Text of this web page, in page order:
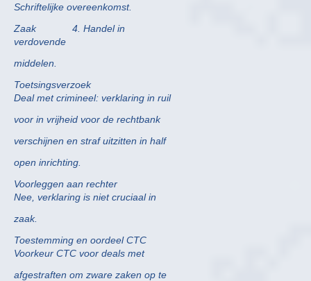
Schriftelijke overeenkomst.
Zaak 4. Handel in
verdovende
middelen.
Toetsingsverzoek
Deal met crimineel: verklaring in ruil
voor in vrijheid voor de rechtbank
verschijnen en straf uitzitten in half
open inrichting.
Voorleggen aan rechter
Nee, verklaring is niet cruciaal in
zaak.
Toestemming en oordeel CTC
Voorkeur CTC voor deals met
afgestraften om zware zaken op te